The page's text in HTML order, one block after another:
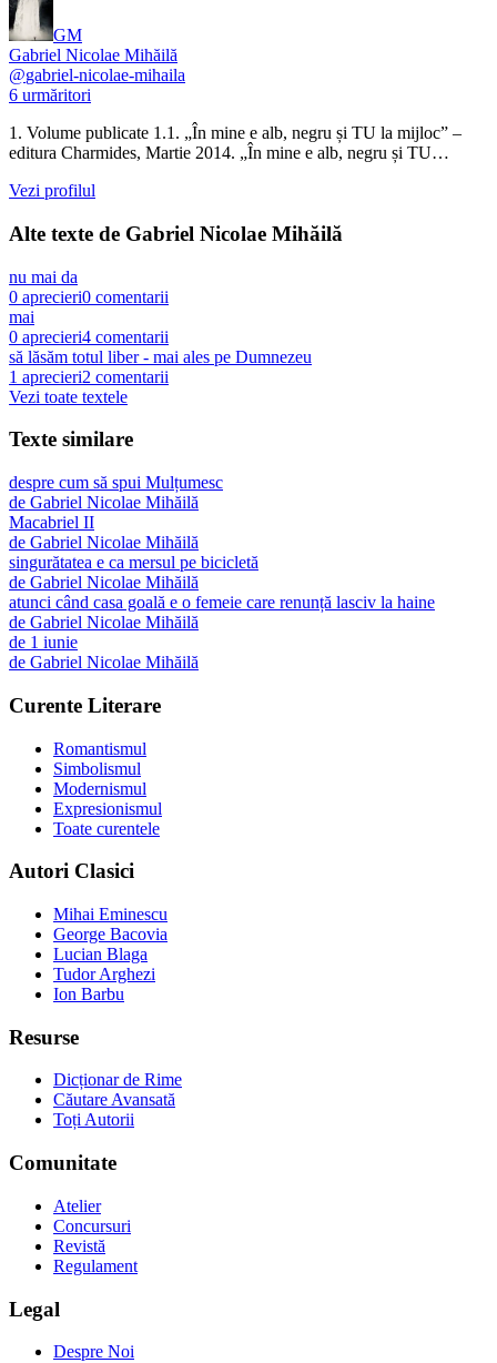
GM
Gabriel Nicolae Mihăilă
@gabriel-nicolae-mihaila
6 urmăritori
1. Volume publicate 1.1. „În mine e alb, negru și TU la mijloc” –
editura Charmides, Martie 2014. „În mine e alb, negru și TU…
Vezi profilul
Alte texte de Gabriel Nicolae Mihăilă
nu mai da
0 aprecieri0 comentarii
mai
0 aprecieri4 comentarii
să lăsăm totul liber - mai ales pe Dumnezeu
1 aprecieri2 comentarii
Vezi toate textele
Texte similare
despre cum să spui Mulțumesc
de Gabriel Nicolae Mihăilă
Macabriel II
de Gabriel Nicolae Mihăilă
singurătatea e ca mersul pe bicicletă
de Gabriel Nicolae Mihăilă
atunci când casa goală e o femeie care renunță lasciv la haine
de Gabriel Nicolae Mihăilă
de 1 iunie
de Gabriel Nicolae Mihăilă
Curente Literare
Romantismul
Simbolismul
Modernismul
Expresionismul
Toate curentele
Autori Clasici
Mihai Eminescu
George Bacovia
Lucian Blaga
Tudor Arghezi
Ion Barbu
Resurse
Dicționar de Rime
Căutare Avansată
Toți Autorii
Comunitate
Atelier
Concursuri
Revistă
Regulament
Legal
Despre Noi